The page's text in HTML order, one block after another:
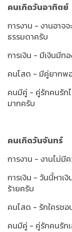
คนเกิดวันอาทิตย์
การงาน - งานอาจ
ธรรมดาครับ
การเงิน - มีเงินมีท
คนโสด - มีคู่ยากพ
คนมีคู่ - คู่รักคนรัก
มากครับ
คนเกิดวันจันทร์
การงาน - งานไม่มี
การเงิน - วันนี้หาเ
ร้ายครับ
คนโสด - รักใครชอ
คนมีคู่ - คู่รักคนรักเ